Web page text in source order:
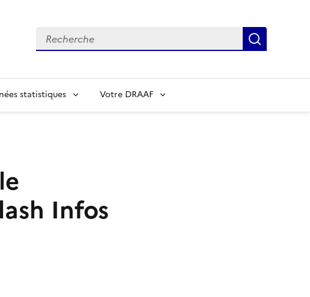
Recherche
statistiques Votre DRAAF
Infos